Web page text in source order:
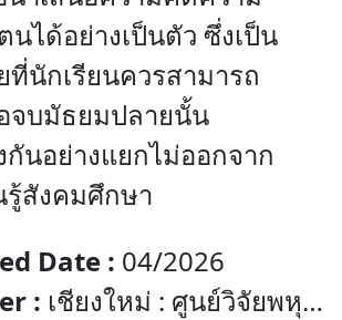
นได้อย่างเป็นตัว ซึ่งเป็น
ที่นักเรียนควรสามารถ
จบมัธยมปลายนั้น
กันอย่างแยกไม่ออกจาก
รู้สังคมศึกษา
Date : 04/2026
: เชียงใหม่ : ศูนย์วิจัยพหุ